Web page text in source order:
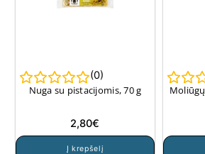
(0)
Nuga su pistacijomis, 70 g
2,80€
Į krepšelį